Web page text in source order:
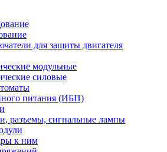
для защиты двигателя
модульные
силовые
питания (ИБП)
разъемы, сигнальные лампы
к ним